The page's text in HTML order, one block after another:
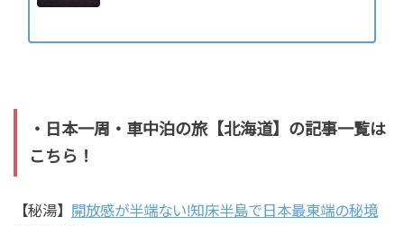
・日本一周・車中泊の旅【北海道】の記事一覧は
こちら！
【秘湯】
開放感が半端ない!知床半島で日本最東端の秘境